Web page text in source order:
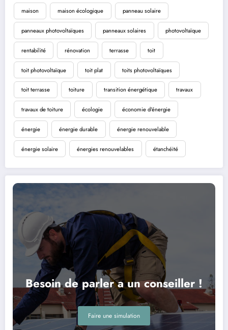
maison maison écologique panneau solaire
panneaux photovoltaïques panneaux solaires photovoltaïque
rentabilité rénovation terrasse toit
toit photovoltaïque toit plat toits photovoltaïques
toit terrasse toiture transition énergétique travaux
travaux de toiture écologie économie d'énergie
énergie énergie durable énergie renouvelable
énergie solaire énergies renouvelables étanchéité
Besoin de parler a un conseiller !
Faire une simulation